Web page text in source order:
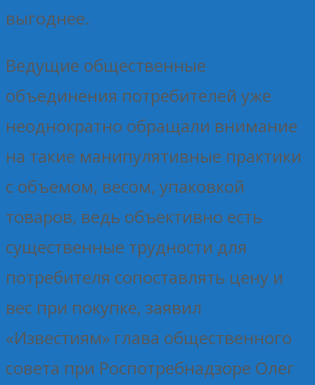
выгоднее.
Ведущие общественные
объединения потребителей уже
неоднократно обращали внимание
на такие манипулятивные практики
с объемом, весом, упаковкой
товаров, ведь объективно есть
существенные трудности для
потребителя сопоставлять цену и
вес при покупке, заявил
«Известиям» глава общественного
совета при Роспотребнадзоре Олег